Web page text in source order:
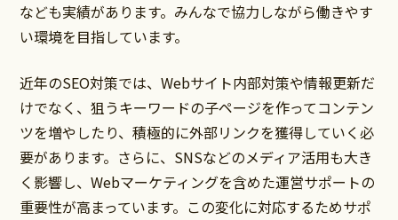
なども実績があります。みんなで協力しながら働きやす
い環境を目指しています。
近年のSEO対策では、Webサイト内部対策や情報更新だ
けでなく、狙うキーワードの子ページを作ってコンテン
ツを増やしたり、積極的に外部リンクを獲得していく必
要があります。さらに、SNSなどのメディア活用も大き
く影響し、Webマーケティングを含めた運営サポートの
重要性が高まっています。この変化に対応するためサポ